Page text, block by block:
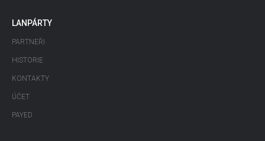
LANPÁRTY
PARTNEŘI
HISTORIE
KONTAKTY
ÚČET
PAYED